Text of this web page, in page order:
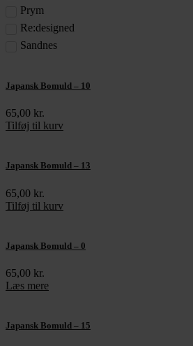
Prym
Re:designed
Sandnes
Japansk Bomuld – 10
65,00 kr.
Tilføj til kurv
Japansk Bomuld – 13
65,00 kr.
Tilføj til kurv
Japansk Bomuld – 0
65,00 kr.
Læs mere
Japansk Bomuld – 15